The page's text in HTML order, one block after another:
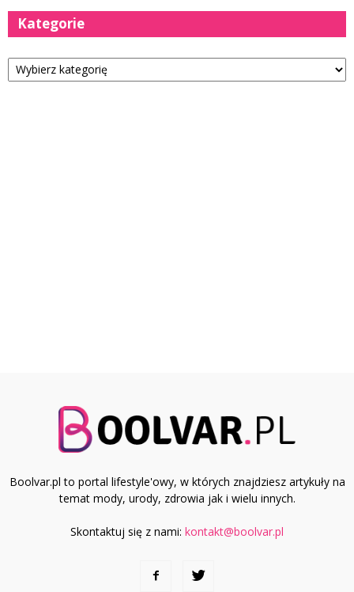
Kategorie
Kategorie
Boolvar.pl to portal lifestyle'owy, w których znajdziesz artykuły na
temat mody, urody, zdrowia jak i wielu innych.
Skontaktuj się z nami: kontakt@boolvar.pl